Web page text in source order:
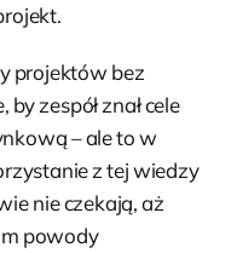
projektów bez
zespół znał cele
– ale to w
z tej wiedzy
nie czekają, aż
powody